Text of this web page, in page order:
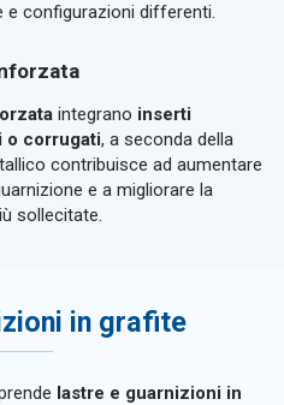
e configurazioni differenti.
integrano inserti
o corrugati, a seconda della
contribuisce ad aumentare
e a migliorare la
sollecitate.
in grafite
lastre e guarnizioni in